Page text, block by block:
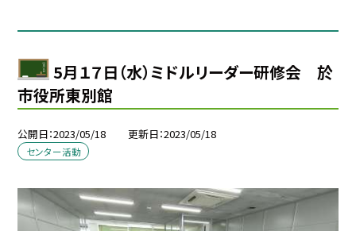
5月１７日（水）ミドルリーダー研修会 於
市役所東別館
公開日 2023/05/18 更新日 2023/05/18
センター活動